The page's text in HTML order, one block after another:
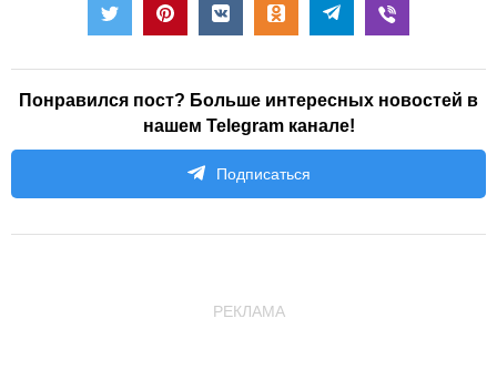
Понравился пост? Больше интересных новостей в
нашем Telegram канале!
Подписаться
РЕКЛАМА